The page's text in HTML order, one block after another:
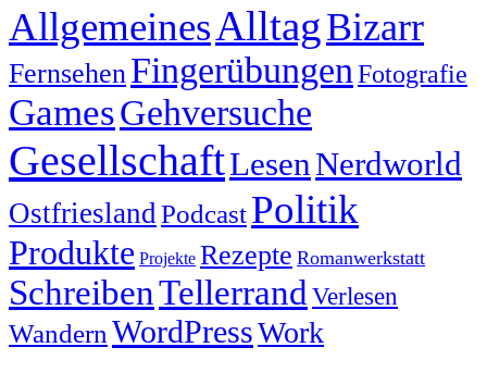
AllgemeinesAlltagBizarr
Fernsehen Fingerübungen Fotografie
GamesGehversuche
GesellschaftLesen Nerdworld
Ostfriesland PodcastPolitik
Produkte Projekte Rezepte Romanwerkstatt
SchreibenTellerrand Verlesen
Wandern WordPressWork